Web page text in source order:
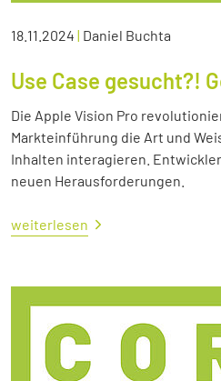
18.11.2024 | Daniel Buchta
Use Case gesucht?!
Die Apple Vision Pro
Markteinführung die Art und
Inhalten interagieren.
neuen Herausforderungen.
weiterlesen